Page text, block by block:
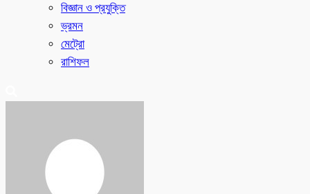
বিজ্ঞান ও প্রযুক্তি
ভ্রমন
মেট্রো
রাশিফল